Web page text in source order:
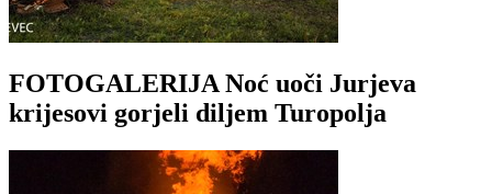
FOTOGALERIJA Noć uoči Jurjeva
krijesovi gorjeli diljem Turopolja